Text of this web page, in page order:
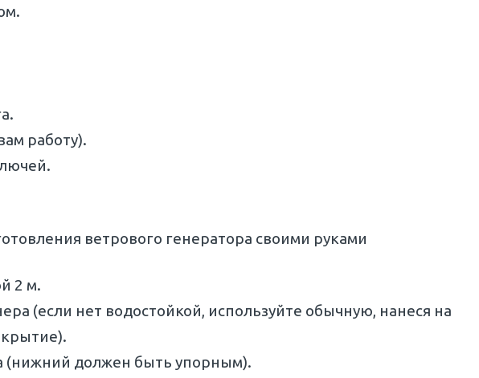
работу).
ветрового генератора своими руками
2 м.
(если нет водостойкой, используйте обычную, нанеся на
(нижний должен быть упорным).